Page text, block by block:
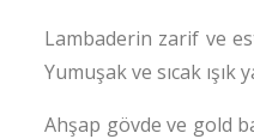
Lambaderin zarif ve
Yumuşak ve sıcak
Ahşap gövde ve gold